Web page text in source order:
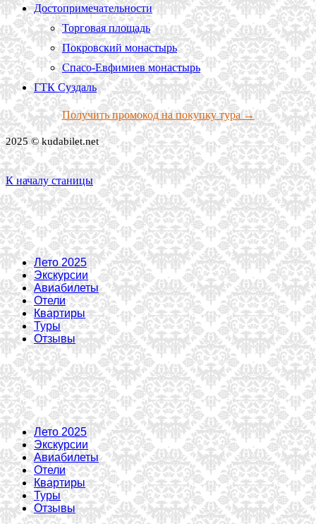
Достопримечательности
Торговая площадь
Покровский монастырь
Спасо-Евфимиев монастырь
ГТК Суздаль
Получить промокод на покупку тура →
2025 © kudabilet.net
К началу станицы
Лето 2025
Экскурсии
Авиабилеты
Отели
Квартиры
Туры
Отзывы
Лето 2025
Экскурсии
Авиабилеты
Отели
Квартиры
Туры
Отзывы